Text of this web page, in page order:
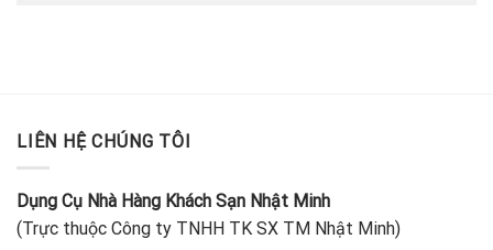
LIÊN HỆ CHÚNG TÔI
Dụng Cụ Nhà Hàng Khách Sạn Nhật Minh
(Trực thuộc Công ty TNHH TK SX TM Nhật Minh)